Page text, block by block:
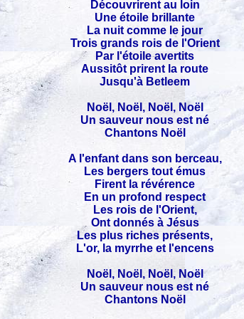
Découvrirent au loin
Une étoile brillante
La nuit comme le jour
Trois grands rois de l'Orient
Par l'étoile avertits
Aussitôt prirent la route
Jusqu'à Betleem
Noël, Noël, Noël, Noël
Un sauveur nous est né
Chantons Noël
A l'enfant dans son berceau,
Les bergers tout émus
Firent la révérence
En un profond respect
Les rois de l'Orient,
Ont donnés à Jésus
Les plus riches présents,
L'or, la myrrhe et l'encens
Noël, Noël, Noël, Noël
Un sauveur nous est né
Chantons Noël